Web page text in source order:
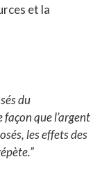
et la
du
que l’argent
les effets des